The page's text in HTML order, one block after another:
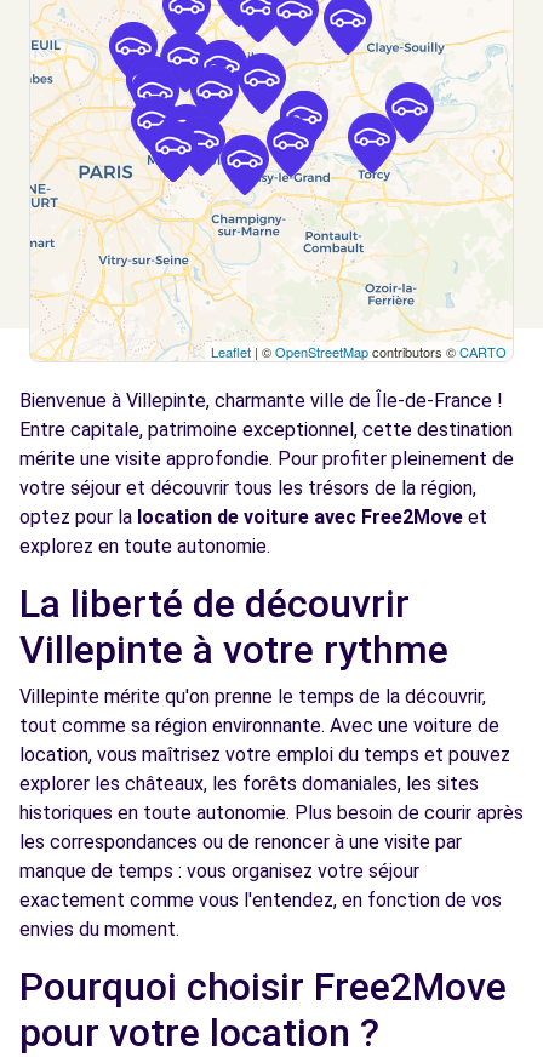
Voir l'agence
Free2move Rent - GARAGE DE TREMBLAY -
TREMBLAY (C)
3.2
km
Rue de Roissy
Tremblay, 93290
Voir l'agence
Free2move Rent - GARAGE DE TREMBLAY -
TREMBLAY (P)
3.2
km
73 Rue de Roissy
TREMBLAY, 93290
Voir l'agence
AUTOMOBILE - VILLEPARISIS (C)
91-95 RUE DE RUZE
VILLEPARISIS, 77270
Voir l'agence
Free2Move Rent - GARAGE DE L'EUROPE -
LE RAINCY (C)
6.7
km
144 AVENUE THIERS
LE RAINCY, 93340
Voir l'agence
Free2move Rent - S&You - BONDY (P)
7.0 km
97 AVENUE GALLIENI
Leaflet | ©OpenStreetMapcontributors ©CARTO
Bienvenue à Villepinte, charmante ville de Île-de-France !
Entre capitale, patrimoine exceptionnel, cette destination
mérite une visite approfondie. Pour profiter pleinement de
votre séjour et découvrir tous les trésors de la région,
optez pour la location de voiture avec Free2Move et
explorez en toute autonomie.
La liberté de découvrir
Villepinte à votre rythme
Villepinte mérite qu'on prenne le temps de la découvrir,
tout comme sa région environnante. Avec une voiture de
location, vous maîtrisez votre emploi du temps et pouvez
explorer les châteaux, les forêts domaniales, les sites
historiques en toute autonomie. Plus besoin de courir après
les correspondances ou de renoncer à une visite par
manque de temps : vous organisez votre séjour
exactement comme vous l'entendez, en fonction de vos
envies du moment.
Pourquoi choisir Free2Move
pour votre location ?